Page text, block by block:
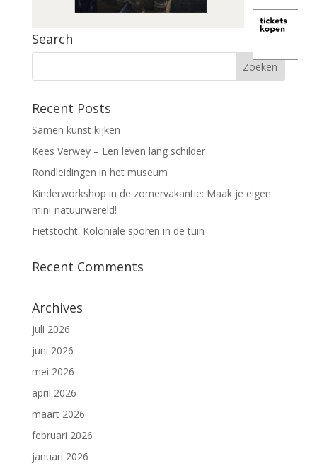
Search
Recent Posts
Samen kunst kijken
Kees Verwey – Een leven lang schilder
Rondleidingen in het museum
Kinderworkshop in de zomervakantie: Maak je eigen
mini-natuurwereld!
Fietstocht: Koloniale sporen in de tuin
Recent Comments
Archives
juli 2026
juni 2026
mei 2026
april 2026
maart 2026
februari 2026
januari 2026